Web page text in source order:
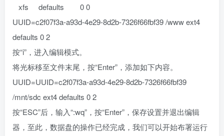
xfs defaults 0 0
UUID=c2f07f3a-a93d-4e29-8d2b-7326f66fbf39 /www ext4
defaults 0 2
按“i”，进入编辑模式。
将光标移至文件末尾，按“Enter”，添加如下内容。
UUID=UUID=c2f07f3a-a93d-4e29-8d2b-7326f66fbf39
/mnt/sdc ext4 defaults 0 2
按“ESC”后，输入“:wq”，按“Enter”，保存设置并退出编辑
器，至此，数据盘的操作已经完成，我们可以开始布署运行